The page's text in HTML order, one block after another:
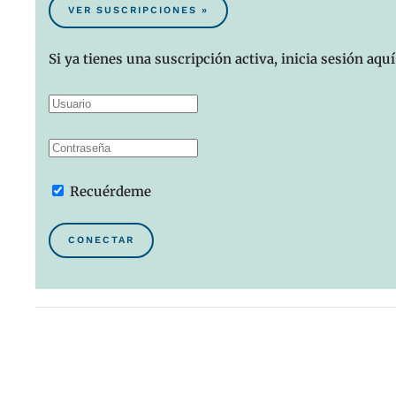
VER SUSCRIPCIONES »
Si ya tienes una suscripción activa, inicia sesión
Recuérdeme
CONECTAR